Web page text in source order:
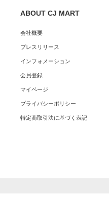
ABOUT CJ MART
会社概要
プレスリリース
インフォメーション
会員登録
マイページ
プライバシーポリシー
特定商取引法に基づく表記